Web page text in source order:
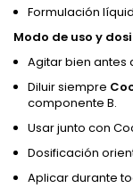
Formulación
Modo de uso y
Agitar bien antes
Diluir siempre
componente B.
Usar junto con
Dosificación
Aplicar durante